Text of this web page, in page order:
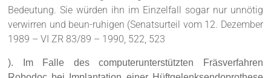
Bedeutung. Sie würden ihn im Einzelfall sogar nur unnötig
verwirren und beun-ruhigen (Senatsurteil vom 12. Dezember
1989 – VI ZR 83/89 – 1990, 522, 523
). Im Falle des computerunterstützten Fräsverfahren